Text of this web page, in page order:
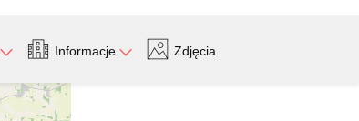
Informacje Zdjęcia